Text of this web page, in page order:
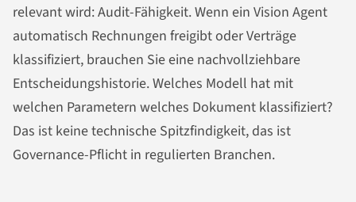
relevant wird: Audit-Fähigkeit. Wenn ein Vision Agent
automatisch Rechnungen freigibt oder Verträge
klassifiziert, brauchen Sie eine nachvollziehbare
Entscheidungshistorie. Welches Modell hat mit
welchen Parametern welches Dokument klassifiziert?
Das ist keine technische Spitzfindigkeit, das ist
Governance-Pflicht in regulierten Branchen.